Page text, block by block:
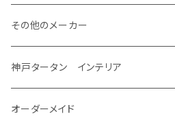
H31/4～R7/12 50系
H24/6～H29/12 10系
アクア
H23/12～R3/7 NHP10
R3/7～ MXPK系
アベンシス
H23/9～H30/4 270系
アリオン
R6/5～ 6人乗 TAWH15W
H18/9～H29/10
ＬＳ６００ｈ
H19/5～H29/10
ＬＳ５００/ＬＳ５００ｈ
H29/10～
ＬＸ
R4/7～ T33
H22/8～R8/7 E52
R8/7～ E53
オーラ
R3/8～ E13
ＮＶ３５０キャラバン
H24/6～ E26 3人乗
キューブ
R4/9～ GU系
サンバーバン/ディアス
H11/2～H24/2 TV系
H24/4～R4/1 S3系
サンバートラック
H24/2～H26/9 S200系
シフォン
R1/9～ DJ系
ＭＡＺＤＡ３
R1/5～ BP系
ＭＡＺＤＡ６
R1/8～ GJ系
ＭＸ－３０
R2/9～ S403/413V
グランマックストラック
R2/9～ S403/413P
コペン
H14/6～ L880/LA400K
タフト
R3/12～ HA37/97S
H20/11～ HE22/33S
アルトラパンLC
R4/6～ HE33S
イグニス
H28/2～ FF21S
エスクード
H26/2～ B11A/B30系
ｅｋワゴン
H25/6～ B11W/B30系
ｅｋカスタム/ｅｋクロス
H25/6～H31/3 ｅｋカスタム
ekクロスEV
H30/8～R4/12 RW1/2・RT5/6 5人乗り
H22/2～29/1 ZF1・ZF2
NBOX/NBOXカスタム
H23/12～H29/9 JF1/2
H29/9～R5/10 JF3/4
NBOXプラス/NBOXプラスカスタム
H24/7～H29/8 JF1/2
NBOXスラッシュ
H24/10～R3/3 AA系
アルテオン
H29/10～ ３HD系
ゴルフ
H25/4～R3/4 AU系
シャラン
Ａクラス
H24/11～30/10
H30/10～
Ｂクラス
H24/4～R1/6
Ｃクラス
その他のメーカー
MINI
MINIクロスオーバー
神戸タータン インテリア
ラグマット
オーダーメイド